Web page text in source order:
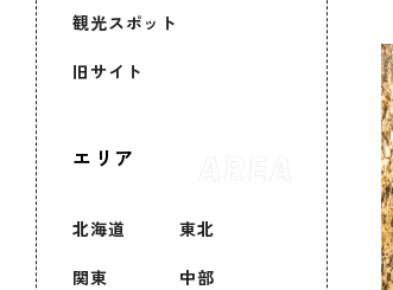
観光スポット
旧サイト
エリア
北海道 東北
関東 中部